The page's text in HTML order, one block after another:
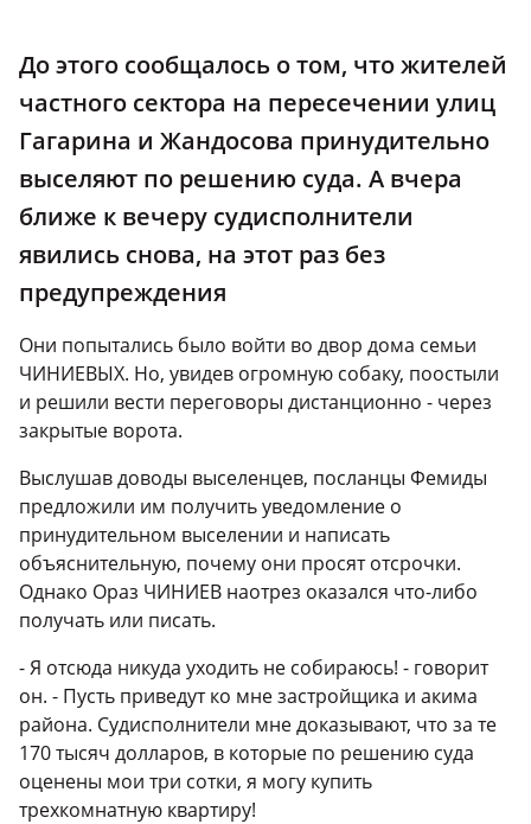
До этого сообщалось о том, что жителей
частного сектора на пересечении улиц
Гагарина и Жандосова принудительно
выселяют по решению суда. А вчера
ближе к вечеру судисполнители
явились снова, на этот раз без
предупреждения
Они попытались было войти во двор дома семьи
ЧИНИЕВЫХ. Но, увидев огромную собаку, поостыли
и решили вести переговоры дистанционно - через
закрытые ворота.
Выслушав доводы выселенцев, посланцы Фемиды
предложили им получить уведомление о
принудительном выселении и написать
объяснительную, почему они просят отсрочки.
Однако Ораз ЧИНИЕВ наотрез оказался что-либо
получать или писать.
- Я отсюда никуда уходить не собираюсь! - говорит
он. - Пусть приведут ко мне застройщика и акима
района. Суд­исполнители мне доказывают, что за те
170 тысяч долларов, в которые по решению суда
оценены мои три сотки, я могу купить
трехкомнатную квартиру!